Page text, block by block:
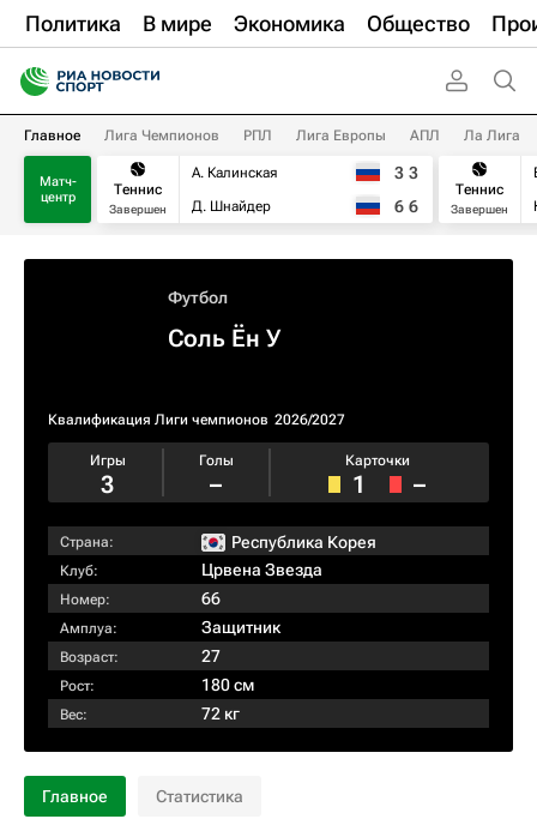
Политика В мире Экономика Общество
Главное Лига Чемпионов РПЛ Лига Европы АПЛ Ла Лига
Матч-
центр
Теннис
Завершен
А. Калинская
Д. Шнайдер
3 3
6 6
Теннис
Завершен
Футбол
Соль Ён У
Квалификация Лиги чемпионов 2026/2027
Игры
3
Голы
–
Карточки
1 –
Страна: Республика Корея
Клуб: Црвена Звезда
Номер: 66
Амплуа: Защитник
Возраст: 27
Рост: 180 см
Вес: 72 кг
Главное Статистика